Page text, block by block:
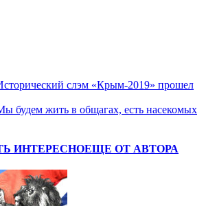
слэм «Крым-2019» прошел
будем жить в общагах, есть насекомых
ИНТЕРЕСНОЕЩЕ ОТ АВТОРА